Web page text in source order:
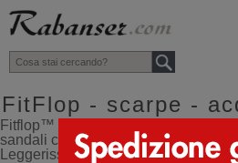
top
FitFlop - scarpe -
Fitflop™ ciabatte, sandali e
sandali con suola ammortizzata a
Leggerissimi modelli eleganti e